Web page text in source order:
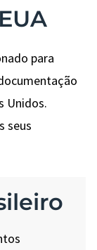
para
Unidos.
seus